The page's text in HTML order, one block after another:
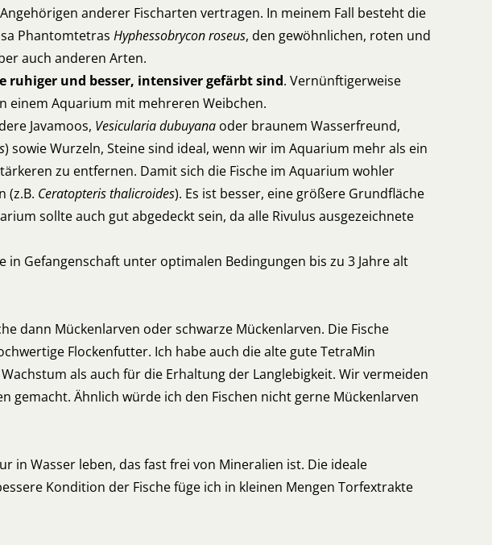
anderer Fischarten vertragen. In meinem Fall besteht die
Phantomtetras Hyphessobrycon roseus, den gewöhnlichen, roten und
auch anderen Arten.
ruhiger und besser, intensiver gefärbt sind. Vernünftigerweise
einem Aquarium mit mehreren Weibchen.
Javamoos, Vesicularia dubuyana oder braunem Wasserfreund,
) sowie Wurzeln, Steine sind ideal, wenn wir im Aquarium mehr als ein
zu entfernen. Damit sich die Fische im Aquarium wohler
(z.B. Ceratopteris thalicroides). Es ist besser, eine größere Grundfläche
sollte auch gut abgedeckt sein, da alle Rivulus ausgezeichnete
in Gefangenschaft unter optimalen Bedingungen bis zu 3 Jahre alt
dann Mückenlarven oder schwarze Mückenlarven. Die Fische
Flockenfutter. Ich habe auch die alte gute TetraMin
als auch für die Erhaltung der Langlebigkeit. Wir vermeiden
gemacht. Ähnlich würde ich den Fischen nicht gerne Mückenlarven
in Wasser leben, das fast frei von Mineralien ist. Die ideale
Kondition der Fische füge ich in kleinen Mengen Torfextrakte